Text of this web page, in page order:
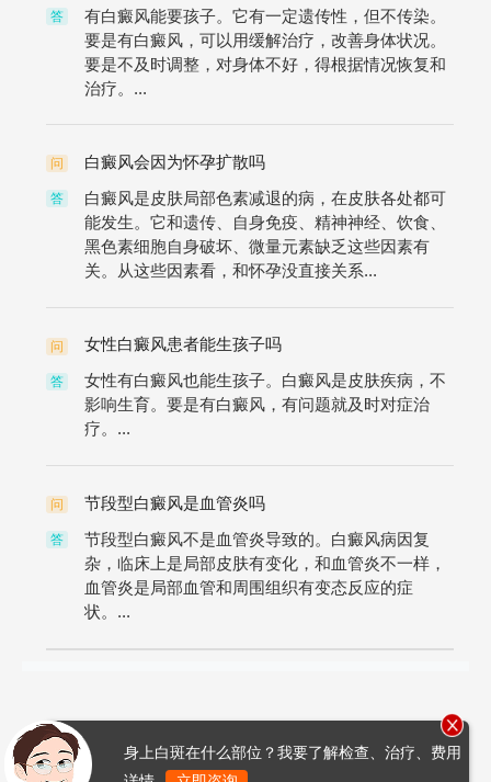
答
有白癜风能要孩子。它有一定遗传性，但不传染。
要是有白癜风，可以用缓解治疗，改善身体状况。
要是不及时调整，对身体不好，得根据情况恢复和
治疗。...
问 白癜风会因为怀孕扩散吗
答
白癜风是皮肤局部色素减退的病，在皮肤各处都可
能发生。它和遗传、自身免疫、精神神经、饮食、
黑色素细胞自身破坏、微量元素缺乏这些因素有
关。从这些因素看，和怀孕没直接关系...
问 女性白癜风患者能生孩子吗
答
女性有白癜风也能生孩子。白癜风是皮肤疾病，不
影响生育。要是有白癜风，有问题就及时对症治
疗。...
问 节段型白癜风是血管炎吗
答
节段型白癜风不是血管炎导致的。白癜风病因复
杂，临床上是局部皮肤有变化，和血管炎不一样，
血管炎是局部血管和周围组织有变态反应的症
状。...
身上白斑在什么部位？我要了解检查、治疗、费用